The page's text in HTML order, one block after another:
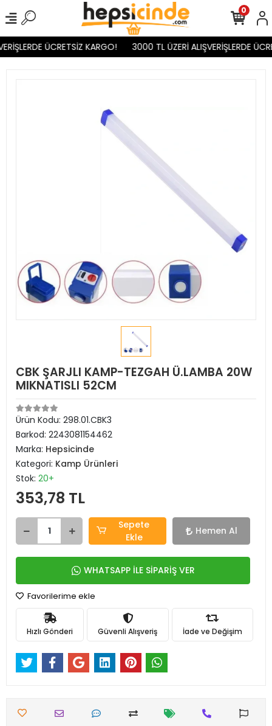
ÜCRETSİZ KARGO! 3000 TL ÜZERİ ALIŞVERİŞLERDE
0
CBK ŞARJLI KAMP-TEZGAH Ü.LAMBA 20W
MIKNATISLI 52CM
Ürün Kodu: 298.01.CBK3
Barkod: 2243081154462
Marka: Hepsicinde
Kategori: Kamp Ürünleri
Stok: 20+
353,78 TL
Sepete
Ekle
Hemen Al
WHATSAPP İLE SİPARİŞ VER
Favorilerime ekle
Hızlı Gönderi Güvenli Alışveriş İade ve Değişim